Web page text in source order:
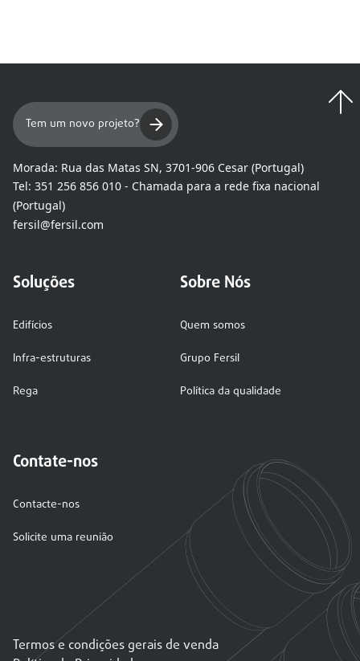
Tem um novo projeto?
Morada: Rua das Matas SN, 3701-906 Cesar (Portugal)
Tel: 351 256 856 010 - Chamada para a rede fixa nacional
(Portugal)
fersil@fersil.com
Soluções
Edifícios
Infra-estruturas
Rega
Sobre Nós
Quem somos
Grupo Fersil
Política da qualidade
Contate-nos
Contacte-nos
Solicite uma reunião
Termos e condições gerais de venda